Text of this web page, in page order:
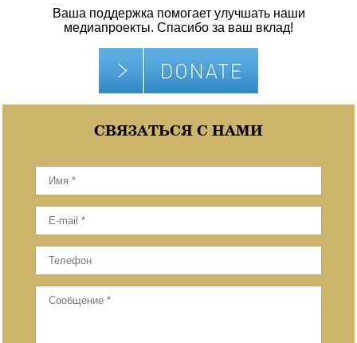
Ваша поддержка помогает улучшать наши
медиапроекты. Спасибо за ваш вклад!
СВЯЗАТЬСЯ С НАМИ